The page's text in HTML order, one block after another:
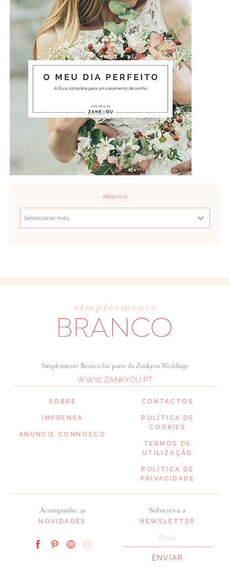
ARQUIVO
SOBRE
IMPRENSA
ANUNCIE CONNOSCO
Acompanhe as
NOVIDADES
Simplesmente Branco faz parte da Zankyou Weddings
WWW.ZANKYOU.PT
Subscreva a
NEWSLETTER
CONTACTOS
POLÍTICA DE
COOKIES
TERMOS DE
UTILIZAÇÃO
POLÍTICA DE
PRIVACIDADE